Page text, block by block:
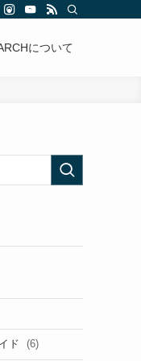
について
ド (6)